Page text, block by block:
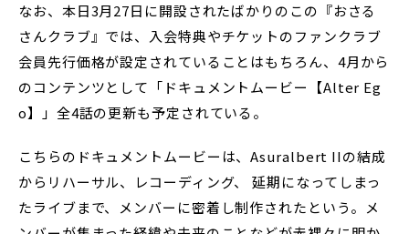
なお、本日3月27日に開設されたばかりのこの『おさる
さんクラブ』では、入会特典やチケットのファンクラブ
会員先行価格が設定されていることはもちろん、4月から
のコンテンツとして「ドキュメントムービー【Alter Eg
o】」全4話の更新も予定されている。
こちらのドキュメントムービーは、Asuralbert IIの結成
からリハーサル、レコーディング、 延期になってしまっ
たライブまで、メンバーに密着し制作されたという。メ